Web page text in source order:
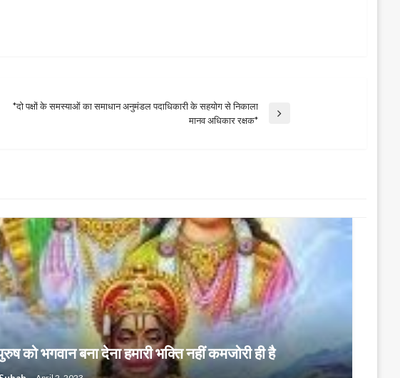
*दो पक्षों के समस्याओं का समाधान अनुमंडल पदाधिकारी के सहयोग से निकाला
मानव अधिकार रक्षक*
को भगवान बना देना हमारी भक्ति नहीं कमजोरी ही है